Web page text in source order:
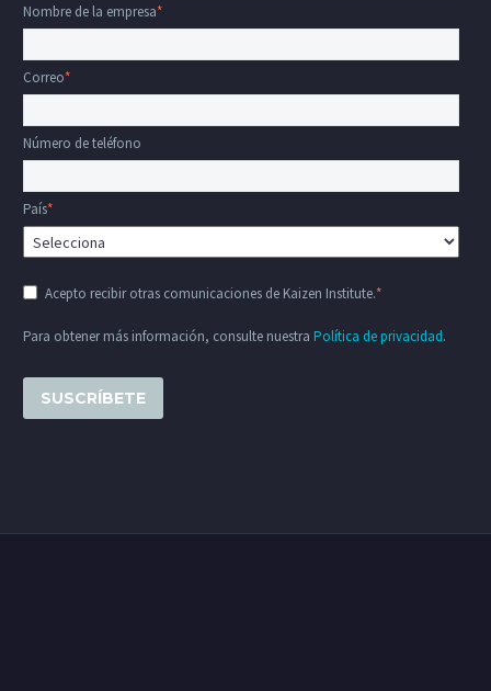
Nombre de la empresa*
Correo*
Número de teléfono
País*
Acepto recibir otras comunicaciones de Kaizen Institute.*
Para obtener más información, consulte nuestra Política de privacidad.